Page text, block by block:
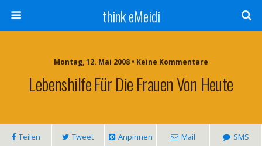
think eMeidi
Montag, 12. Mai 2008 • Keine Kommentare
Lebenshilfe Für Die Frauen Von Heute
Teilen Tweet Anpinnen Mail SMS